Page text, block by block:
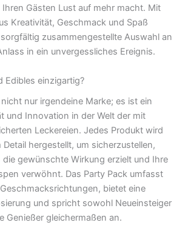
Gästen Lust auf mehr macht. Mit
Kreativität, Geschmack und Spaß
zusammengestellte Auswahl an
in ein unvergessliches Ereignis.
Edibles einzigartig?
nur irgendeine Marke; es ist ein
und Innovation in der Welt der mit
Leckereien. Jedes Produkt wird
Detail hergestellt, um sicherzustellen,
die gewünschte Wirkung erzielt und Ihre
verwöhnt. Das Party Pack umfasst
bietet eine
und spricht sowohl Neueinsteiger
Genießer gleichermaßen an.